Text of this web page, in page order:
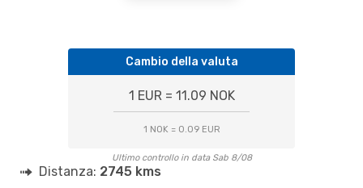
Cambio della valuta
1 EUR = 11.09 NOK
1 NOK = 0.09 EUR
Ultimo controllo in data Sab 8/08
Distanza: 2745 kms